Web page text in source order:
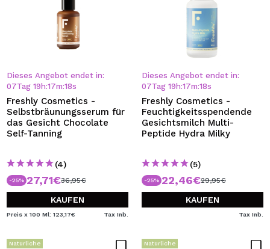
Dieses Angebot endet in:
07Tag 19 h:17m:18s
Freshly Cosmetics -
Selbstbräunungsserum für
das Gesicht Chocolate
Self-Tanning
(4)
-25% 27,71€36,95€
KAUFEN
Preis x 100 Ml: 123,17€ Tax Inb.
Dieses Angebot endet in:
07Tag 19 h:17m:18s
Freshly Cosmetics -
Feuchtigkeitsspendende
Gesichtsmilch Multi-
Peptide Hydra Milky
(5)
-25% 22,46€29,95€
KAUFEN
Tax Inb.
Natürliche Natürliche